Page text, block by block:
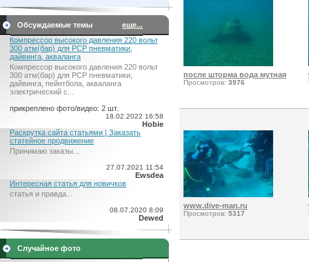
Обсуждаемые темы
еще...
Компрессор высокого давления 220 вольт
300 атм(бар) для PCP пневматики,
дайвинга, акваланга
Компрессор высокого давления 220 вольт
300 атм(бар) для PCP пневматики,
дайвинга, пейнтбола, акваланга
электрический c...
прикреплено фото/видео: 2 шт.
18.02.2022 16:58
Hobie
Раскрутка сайта статьями | Заказать
статейное продвижение
Принимаю заказы...
27.07.2021 11:54
Ewsdea
Интересная статья для новичков
статья и правда...
08.07.2020 8:09
Dewed
Случайное фото
после шторма вода мутная
Просмотров: 3976
www.dive-man.ru
Просмотров: 5317